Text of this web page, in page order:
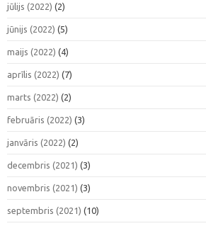
jūlijs (2022) (2)
jūnijs (2022) (5)
maijs (2022) (4)
aprīlis (2022) (7)
marts (2022) (2)
februāris (2022) (3)
janvāris (2022) (2)
decembris (2021) (3)
novembris (2021) (3)
septembris (2021) (10)